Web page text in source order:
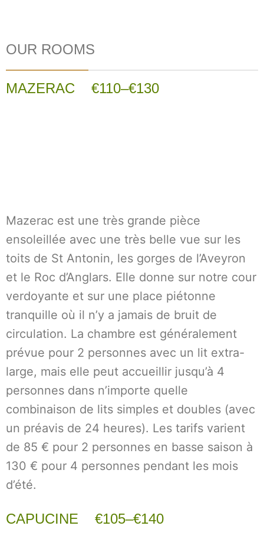
OUR ROOMS
MAZERAC €110–€130
Mazerac est une très grande pièce
ensoleillée avec une très belle vue sur les
toits de St Antonin, les gorges de l’Aveyron
et le Roc d’Anglars. Elle donne sur notre cour
verdoyante et sur une place piétonne
tranquille où il n’y a jamais de bruit de
circulation. La chambre est généralement
prévue pour 2 personnes avec un lit extra-
large, mais elle peut accueillir jusqu’à 4
personnes dans n’importe quelle
combinaison de lits simples et doubles (avec
un préavis de 24 heures). Les tarifs varient
de 85 € pour 2 personnes en basse saison à
130 € pour 4 personnes pendant les mois
d’été.
CAPUCINE €105–€140